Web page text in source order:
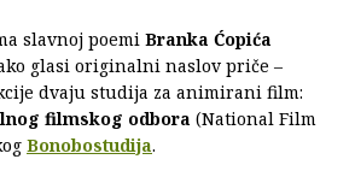
slavnoj poemi Branka Ćopića
glasi originalni naslov priče –
dvaju studija za animirani film:
filmskog odbora (National Film
Bonobostudija.